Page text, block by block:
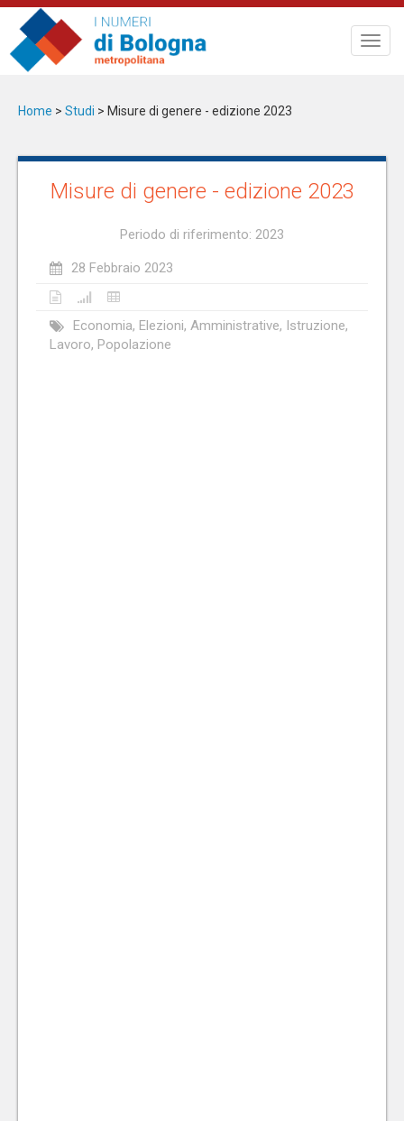
Salta
contenuto
principale
Home > Studi > Misure di genere - edizione 2023
Misure di genere - edizione 2023
Periodo di riferimento: 2023
28 Febbraio 2023
Economia, Elezioni, Amministrative, Istruzione,
Lavoro, Popolazione